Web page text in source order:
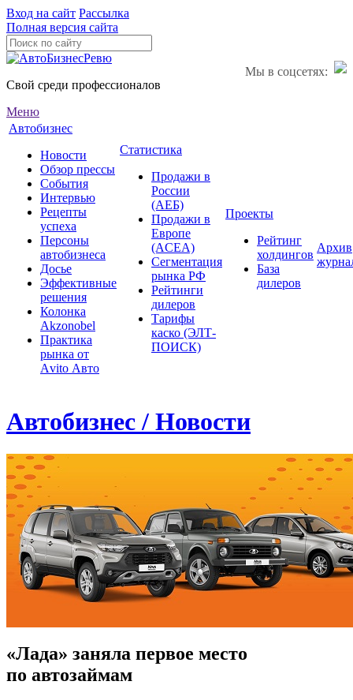
Вход на сайт Рассылка
Полная версия сайта
Мы в соцсетях:
Свой среди профессионалов
Меню
Автобизнес
Новости
Обзор прессы
События
Интервью
Рецепты
успеха
Персоны
автобизнеса
Досье
Эффективные
решения
Колонка
Akzonobel
Практика
рынка от
Аvito Авто
Статистика
Продажи в
России
(АЕБ)
Продажи в
Европе
(ACEA)
Сегментация
рынка РФ
Рейтинги
дилеров
Тарифы
каско (ЭЛТ-
ПОИСК)
Проекты
Рейтинг
холдингов
База
дилеров
Архив
Автобизнес / Новости
«Лада» заняла первое место
по автозаймам